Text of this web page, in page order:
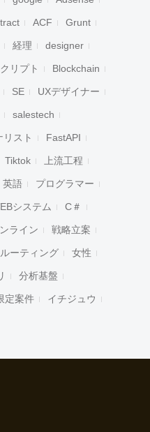
ACF Grunt
経理 designer
クリプト Blockchain
SE UXデザイナー
salestech
スト FastAPI
Tiktok 上流工程
英語 プログラマー
システム C＃
ライン 戦略立案
ーティング 女性
分析基盤
定案件 イチジュウ